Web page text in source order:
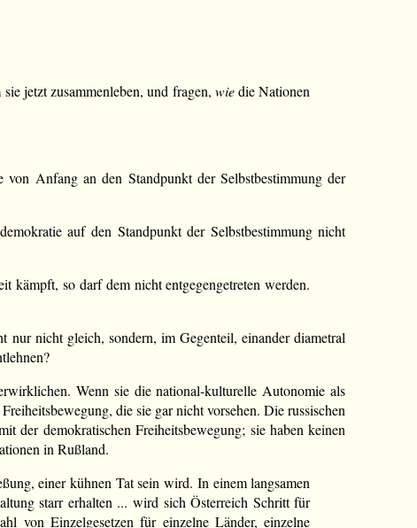
jetzt zusammenleben, und fragen, wiedie Nationen
Anfang an den Standpunkt der Selbstbestimmung der
auf den Standpunkt der Selbstbestimmung nicht
kämpft, so darf dem nicht entgegengetreten werden.
nur nicht gleich, sondern, im Gegenteil, einander diametral
Wenn sie die national-kulturelle Autonomie als
die sie gar nicht vorsehen. Die russischen
der demokratischen Freiheitsbewegung; sie haben keinen
in Rußland.
einer kühnen Tat sein wird. In einem langsamen
starr erhalten ... wird sich Österreich Schritt für
von Einzelgesetzen für einzelne Länder, einzelne